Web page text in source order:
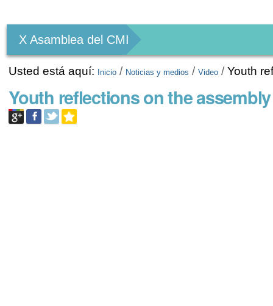
Personales
X Asamblea del CMI
Usted está aquí: Inicio / Noticias y medios /Video /Youth
Youth reflections on the